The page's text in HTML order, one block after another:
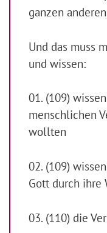
ganzen
Und das muss
und wissen:
01. (109)
menschlichen
wollten
02. (109)
Gott durch ihre
03. (110) die